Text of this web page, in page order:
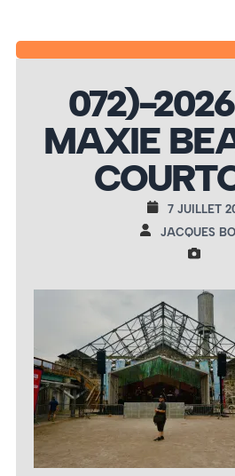
072)-
MAXIE
7 JUILLET
JACQUES